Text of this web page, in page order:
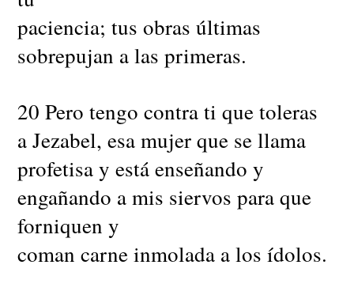
paciencia; tus obras últimas
sobrepujan a las primeras.
20 Pero tengo contra ti que toleras
a Jezabel, esa mujer que se llama
profetisa y está enseñando y
engañando a mis siervos para que
forniquen y
coman carne inmolada a los ídolos.